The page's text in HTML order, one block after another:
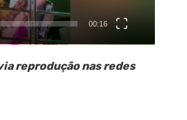
00:16
reprodução nas redes